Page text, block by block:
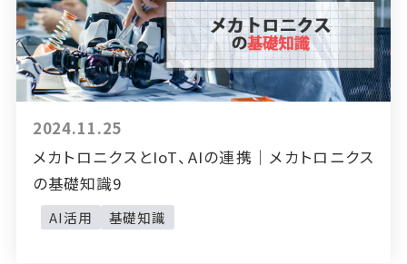
2024.11.25
メカトロニクスとIoT、AIの連携｜メカトロニクス
の基礎知識9
AI活用 基礎知識